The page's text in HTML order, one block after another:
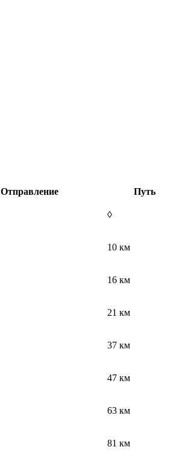
Отправление Путь
◊
10 км
16 км
21 км
37 км
47 км
63 км
81 км